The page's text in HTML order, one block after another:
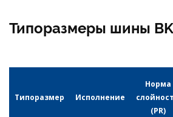
Типоразмеры шины
Типоразмер Исполнение
Норма
(PR)